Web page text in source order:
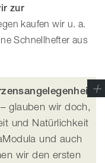
zur
kaufen wir u. a.
Schnellhefter aus
– glauben wir doch,
und Natürlichkeit
und auch
wir den ersten